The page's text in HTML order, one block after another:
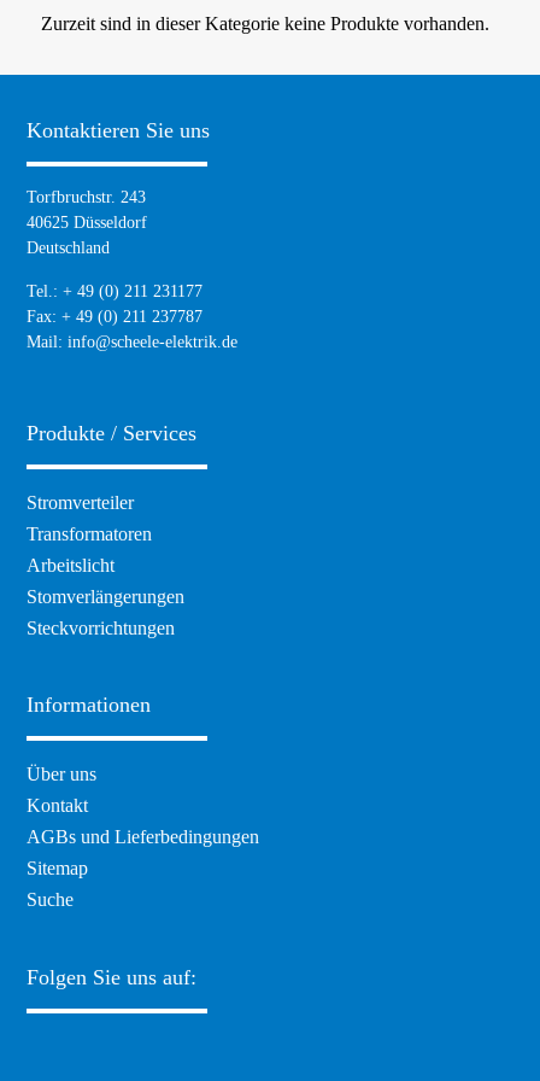
Zurzeit sind in dieser Kategorie keine Produkte vorhanden.
Kontaktieren Sie uns
Torfbruchstr. 243
40625 Düsseldorf
Deutschland
Tel.: + 49 (0) 211 231177
Fax: + 49 (0) 211 237787
Mail:info@scheele-elektrik.de
Produkte / Services
Navigation
überspringen
Stromverteiler
Transformatoren
Arbeitslicht
Stomverlängerungen
Steckvorrichtungen
Informationen
Navigation
überspringen
Über uns
Kontakt
AGBs und Lieferbedingungen
Sitemap
Suche
Folgen Sie uns auf: